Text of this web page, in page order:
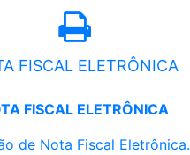
FISCAL ELETRÔNICA
FISCAL ELETRÔNICA
de Nota Fiscal Eletrônica.